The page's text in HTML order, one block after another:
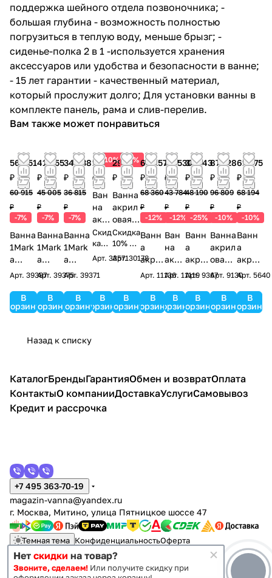
поддержка шейного отдела позвоночника; -
большая глубина - возможность полностью
погрузиться в теплую воду, меньше брызг; -
сиденье-полка 2 в 1 -используется хранения
аксессуаров или удобства и безопасности в ванне;
- 15 лет гарантии - качественный материал,
который прослужит долго; Для установки ванны в
комплекте панель, рама и слив-перелив.
Вам также может понравиться
56 651
₽
60 915
₽
-7%
Ванна
1Mark
a
DIANA
00 L
Компл
Арт. 39387
В
корзину
41 855
₽
45 005
₽
-7%
Ванна
1Mark
a
Conve
170*75
L
Прем
Арт. 39375
В
корзину
34 238
₽
36 815
₽
-7%
Ванна
1Mark
a
Conve
170*75
L
Станд
Арт. 39371
В
корзину
10%
15 187
₽
Ван
на
акр
ило
вая
Erlit
ern
170x
70
Скид
ка
10%
пода
Арт. 33571
В
корзину
10%
29 185
₽
Ванна
акрил
овая
Alex
Baitler
Ладог
0 L
левая
Скидка
10% в
подар
ок!
Арт.30178
В
корзину
60 157
₽
68 360
₽
-12%
Ванн
а
акри
ловая
an
Sofi
Арт. 11136
В
корзину
38 530
₽
43 784
₽
-12%
Ван
на
акр
илов
Relis
an
Арт.11119
В
корзину
36 143
₽
48 190
₽
-25%
Ванн
а
акри
ловая
erpla
st
Арт.9367
В
корзину
87 128
₽
96 809
₽
-10%
Ванна
акрил
овая
Vayer
erang
170x9
Арт. 9130
В
корзину
61 375
₽
68 194
₽
-10%
Ванн
а
акри
ловая
Azalia
170х1
Арт.5640
В
корзину
Назад к списку
КаталогБрендыГарантияОбмен и возвратОплата
КонтактыО компанииДоставкаУслугиСамовывоз
Кредит и рассрочка
+7 495 363-70-19
magazin-vanna@yandex.ru
г. Москва, Митино, улица Пятницкое шоссе 47
Темная тема КонфиденциальностьОферта
Нет скидки на товар?
Звоните, сделаем! Или получите скидку при